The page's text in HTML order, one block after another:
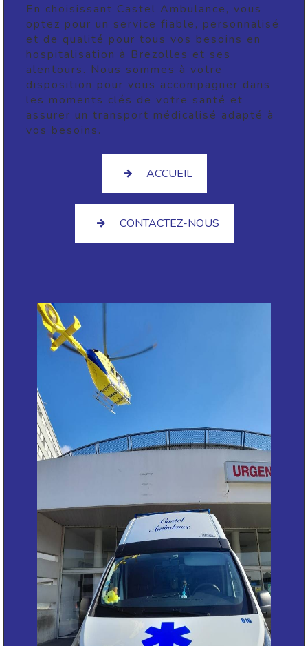
En choisissant Castel Ambulance, vous
optez pour un service fiable, personnalisé
et de qualité pour tous vos besoins en
hospitalisation à Brezolles et ses
alentours. Nous sommes à votre
disposition pour vous accompagner dans
les moments clés de votre santé et
assurer un transport médicalisé adapté à
vos besoins.
ACCUEIL
CONTACTEZ-NOUS